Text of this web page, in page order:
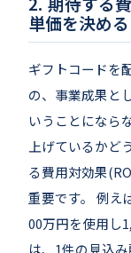
単価を決める
ギフトコードを
の、事業成果と
いうことになら
上げているかど
る費用対効果
重要です。 例え
00万円を使用し
は、1件の見込